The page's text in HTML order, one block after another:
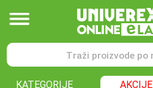
KATEGORIJE AKCIJE